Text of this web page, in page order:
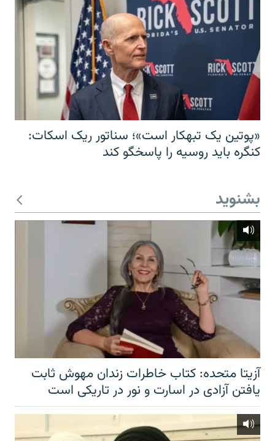
«پوتین یک تبهکار است»؛ سناتور ریک اسکات:
کنگره باید روسیه را پاسخگو کند
بشنوید
آزیتا متحده: کتاب خاطرات زندان مهوش ثابت
یافتن آزادی در اسارت و نور در تاریکی است